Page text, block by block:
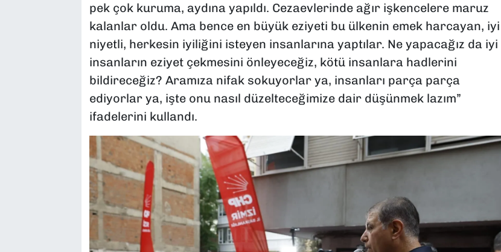
pek çok kuruma, aydına yapıldı. Cezaevlerinde ağır işkencelere maruz
kalanlar oldu. Ama bence en büyük eziyeti bu ülkenin emek harcayan, iyi
niyetli, herkesin iyiliğini isteyen insanlarına yaptılar. Ne yapacağız da iyi
insanların eziyet çekmesini önleyeceğiz, kötü insanlara hadlerini
bildireceğiz? Aramıza nifak sokuyorlar ya, insanları parça parça
ediyorlar ya, işte onu nasıl düzelteceğimize dair düşünmek lazım”
ifadelerini kullandı.